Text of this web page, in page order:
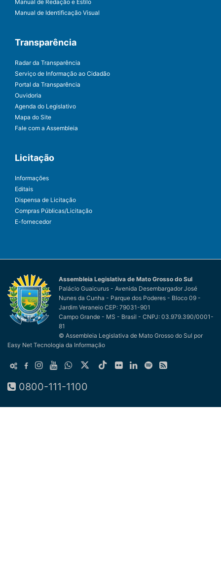
Manual de Redação e Estilo
Manual de Identificação Visual
Transparência
Radar da Transparência
Serviço de Informação ao Cidadão
Portal da Transparência
Ouvidoria
Agenda do Legislativo
Mapa do Site
Fale com a Assembleia
Licitação
Informações
Editais
Dispensa de Licitação
Compras Públicas/Licitação
E-fornecedor
Assembleia Legislativa de Mato Grosso do Sul
Palácio Guaicurus - Avenida Desembargador José
Nunes da Cunha - Parque dos Poderes - Bloco 09 -
Jardim Veraneio CEP: 79031-901
Campo Grande - MS - Brasil - CNPJ: 03.979.390/0001-
81
© Assembleia Legislativa de Mato Grosso do Sul por
Easy Net Tecnologia da Informação
0800-111-1100